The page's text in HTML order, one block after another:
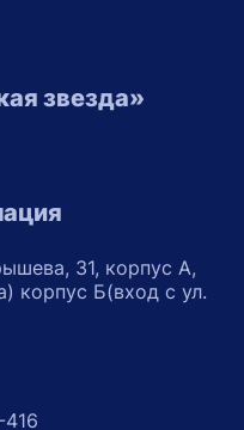
звезда»
31, корпус А,
корпус Б(вход с ул.